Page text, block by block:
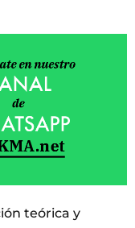
teórica y